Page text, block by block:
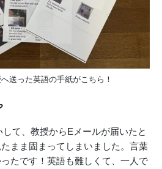
送った英語の手紙がこちら！
して、教授からEメールが届いたと
まま固まってしまいました。言葉
たです！英語も難しくて、一人で